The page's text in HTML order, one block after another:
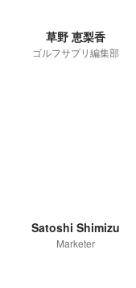
草野 恵梨香
ゴルフサプリ編集部
Satoshi Shimizu
Marketer